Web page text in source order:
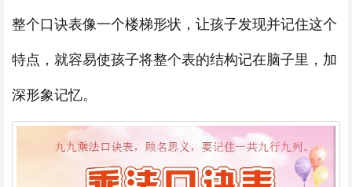
整个口诀表像一个楼梯形状，让孩子发现并记住这个
特点，就容易使孩子将整个表的结构记在脑子里，加
深形象记忆。